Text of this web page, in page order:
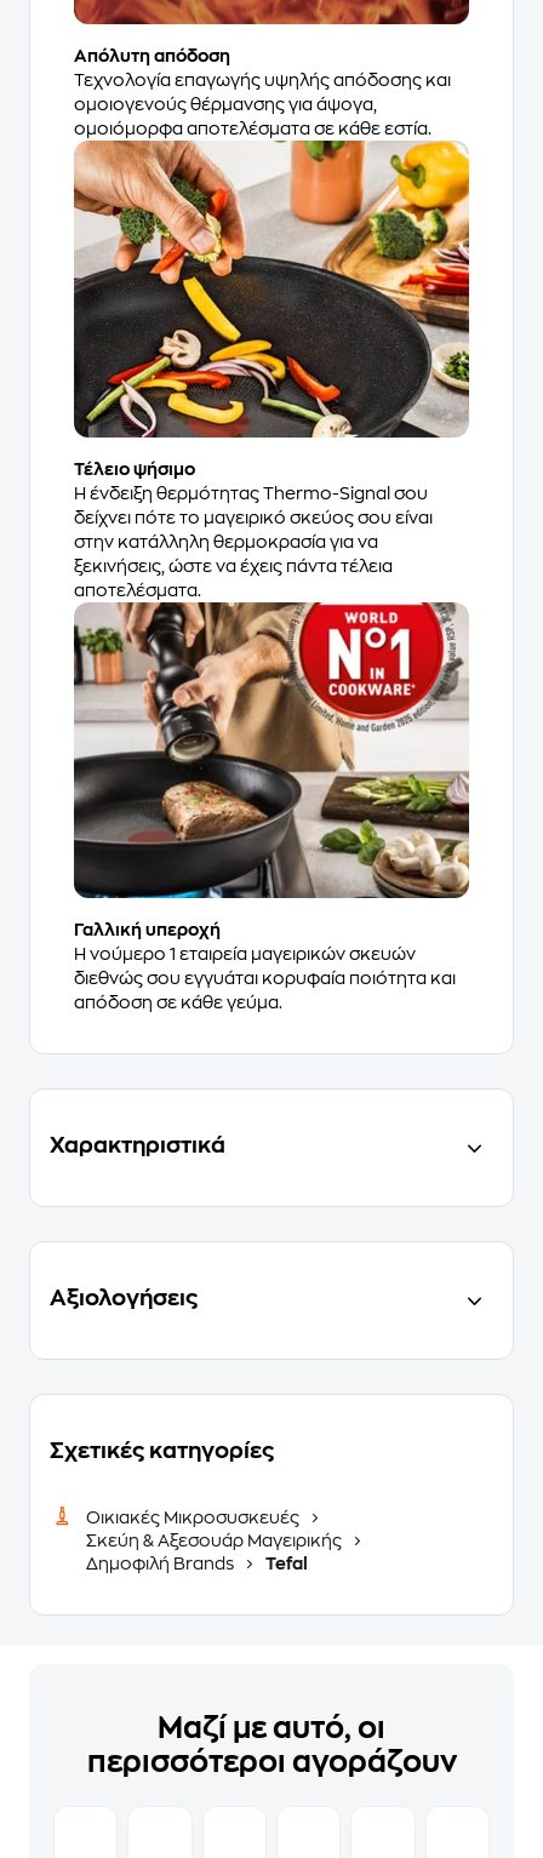
Απόλυτη απόδοση
Τεχνολογία επαγωγής υψηλής απόδοσης και
ομοιογενούς θέρμανσης για άψογα,
ομοιόμορφα αποτελέσματα σε κάθε εστία.
Τέλειο ψήσιμο
Η ένδειξη θερμότητας Thermo-Signal σου
δείχνει πότε το μαγειρικό σκεύος σου είναι
στην κατάλληλη θερμοκρασία για να
ξεκινήσεις, ώστε να έχεις πάντα τέλεια
αποτελέσματα.
Γαλλική υπεροχή
Η νούμερο 1 εταιρεία μαγειρικών σκευών
διεθνώς σου εγγυάται κορυφαία ποιότητα και
απόδοση σε κάθε γεύμα.
Χαρακτηριστικά
Αξιολογήσεις
Σχετικές κατηγορίες
Οικιακές Μικροσυσκευές
Σκεύη & Αξεσουάρ Μαγειρικής
Δημοφιλή Brands
Tefal
Μαζί με αυτό, οι
περισσότεροι αγοράζουν